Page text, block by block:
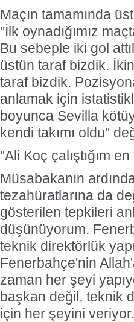
Maçın tamamında
"İlk oynadığımız
Bu sebeple iki gol
üstün taraf bizdik.
taraf bizdik.
anlamak için
boyunca Sevilla
kendi takımı oldu"
"Ali Koç çalıştığım
Müsabakanın
tezahüratlarına da
gösterilen tepkileri
düşünüyorum.
teknik direktörlük
Fenerbahçe'nin
zaman her şeyi
başkan değil, teknik
için her şeyini